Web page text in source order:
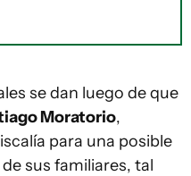
se dan luego de que
Moratorio,
para una posible
sus familiares, tal